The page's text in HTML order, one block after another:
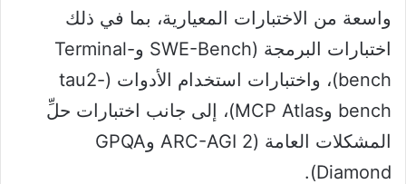
واسعة من الاختبارات المعيارية، بما في ذلك
اختبارات البرمجة (SWE-Bench وTerminal-
bench)، واختبارات استخدام الأدوات (tau2-
bench وMCP Atlas)، إلى جانب اختبارات حلِّ
المشكلات العامة (ARC-AGI 2 وGPQA
Diamond).